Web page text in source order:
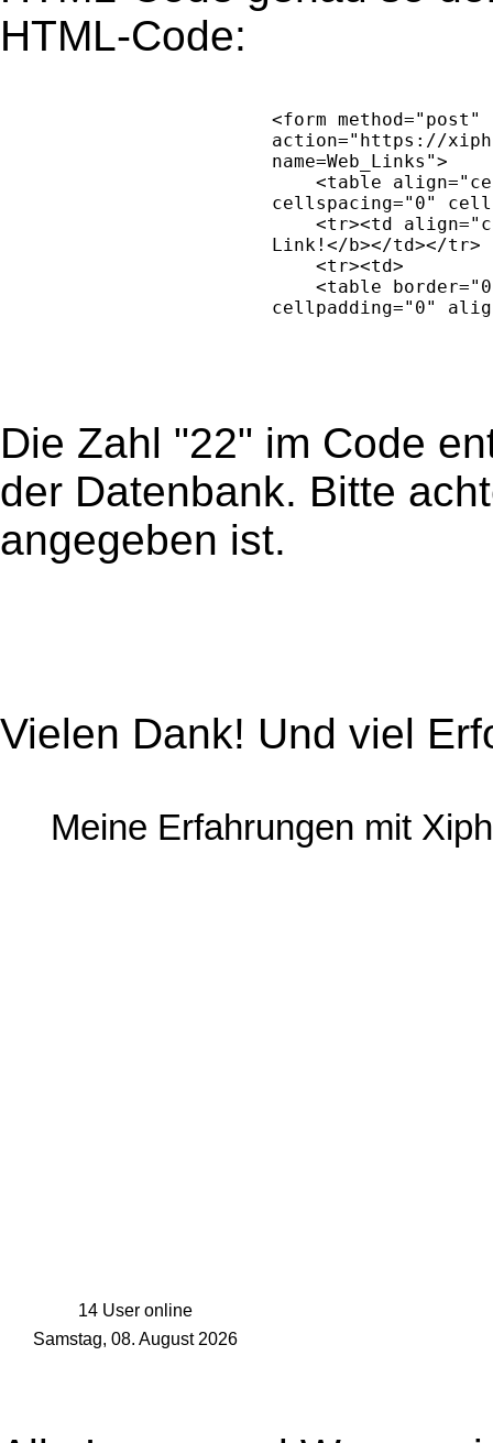
HTML-Code:
Die Zahl "22" im Code
der Datenbank. Bitte
angegeben ist.
Vielen Dank! Und viel
Meine Erfahrungen mit
14 User online
Samstag, 08. August 2026